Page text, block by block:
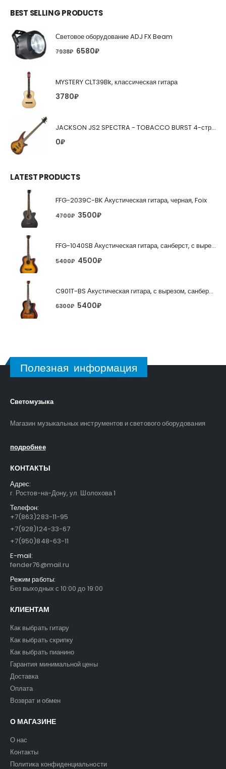
BEST SELLING PRODUCTS
Световое оборудование ADJ FX Beam
7938₽ 6580₽
MYSTERY CLT39Bk, классическая гитара
3780₽
JACKSON JS2 SPECTRA - TOBACCO BURST 4-струнная бас-гитара
0₽
LATEST PRODUCTS
FFG-2039C-BK Акустическая гитара, черная, Foix
4700₽ 3500₽
FFG-1040SB Акустическая гитара, санберст, с вырезом, Foix
5400₽ 4500₽
C901T-BS Акустическая гитара, с вырезом, санберст, Caraya
6300₽ 5400₽
Полезная информация
Светомузыка
Магазин музыкальных инструментов и светового оборудования
подробнее
КОНТАКТЫ
Адрес:
г. Ростов-на-Дону, ул. Шолохова 1
Телефон:
+7(863)283-11-95
+7(928)124-33-67
+7(950)848-63-11
E-mail:
fender76@mail.ru
Режим работы:
Без выходных с 10:00 до 19:00
КЛИЕНТАМ
Как выбрать гитару
Как выбрать скрипку
Как выбрать пианино
Гарантия минимальной цены
Доставка
Оплата
Возврат и обмен
О МАГАЗИНЕ
О нас
Контакты
Политика конфиденциальности